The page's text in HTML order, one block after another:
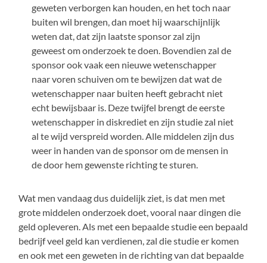
geweten verborgen kan houden, en het toch naar
buiten wil brengen, dan moet hij waarschijnlijk
weten dat, dat zijn laatste sponsor zal zijn
geweest om onderzoek te doen. Bovendien zal de
sponsor ook vaak een nieuwe wetenschapper
naar voren schuiven om te bewijzen dat wat de
wetenschapper naar buiten heeft gebracht niet
echt bewijsbaar is. Deze twijfel brengt de eerste
wetenschapper in diskrediet en zijn studie zal niet
al te wijd verspreid worden. Alle middelen zijn dus
weer in handen van de sponsor om de mensen in
de door hem gewenste richting te sturen.
Wat men vandaag dus duidelijk ziet, is dat men met
grote middelen onderzoek doet, vooral naar dingen die
geld opleveren. Als met een bepaalde studie een bepaald
bedrijf veel geld kan verdienen, zal die studie er komen
en ook met een geweten in de richting van dat bepaalde